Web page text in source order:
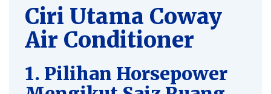
Ciri Utama Coway
Air Conditioner
1. Pilihan Horsepower